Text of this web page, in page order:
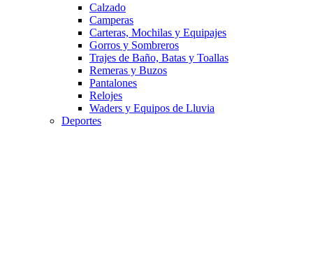
Calzado
Camperas
Carteras, Mochilas y Equipajes
Gorros y Sombreros
Trajes de Baño, Batas y Toallas
Remeras y Buzos
Pantalones
Relojes
Waders y Equipos de Lluvia
Deportes